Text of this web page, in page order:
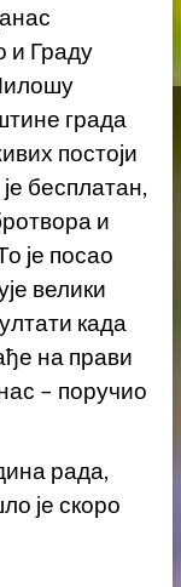
и Граду
града
постоји
бесплатан,
и
је посао
велики
када
на прави
– поручио
рада,
је скоро